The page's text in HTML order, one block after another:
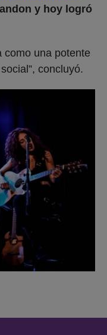
y hoy logró
como una potente
concluyó.